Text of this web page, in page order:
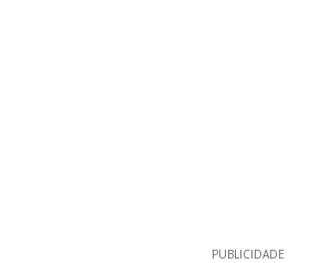
PUBLICIDADE